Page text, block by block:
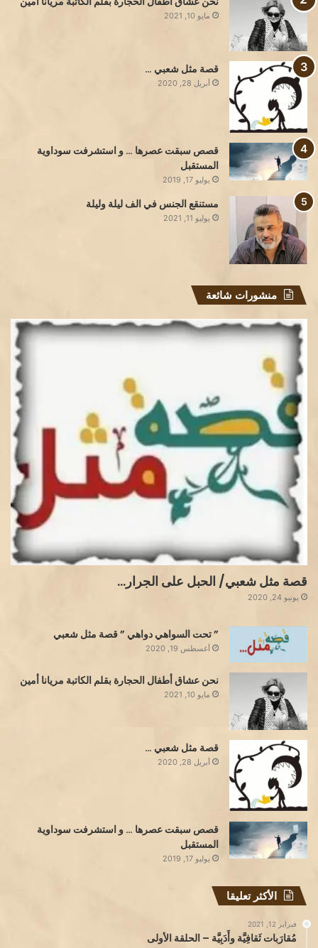
مايو 10, 2021
قصة مثل شعبي …
أبريل 28, 2020
قصص سبقت عصرها … و استشرفت سوداوية
المستقبل
يوليو 17, 2019
مستنقع الجنس في الف ليلة وليلة
يوليو 11, 2021
منشورات شائعة
قصة مثل شعبي/ الحبل على الجرار…
يونيو 24, 2020
” تحت السواهي دواهي ” قصة مثل شعبي
أغسطس 19, 2020
نحن عشاق أطفال الحجارة بقلم الكاتبة مريانا أمين
مايو 10, 2021
قصة مثل شعبي …
أبريل 28, 2020
قصص سبقت عصرها … و استشرفت سوداوية
المستقبل
يوليو 17, 2019
الأكثر تعليقا
فبراير 12, 2021
مُقارَبات ثَقافِيَّة وأَدَبِيَّة – الحلقة الأولى